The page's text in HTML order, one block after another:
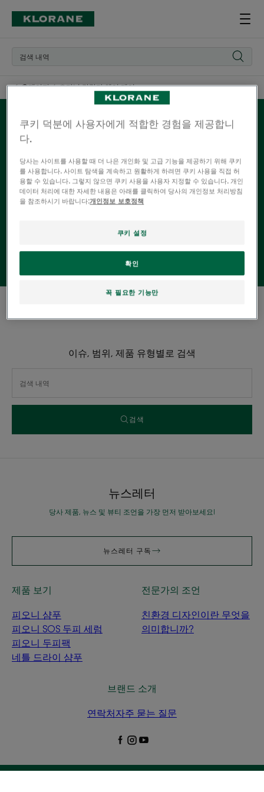
홈페이지 오가닉 갈랑가 헤어 케어
오가닉 갈랑가 헤어 케어
오가닉 갈랑가 헤어 케어
갈랑가가 함유된 클로란의 모든 제품
이슈, 범위, 제품 유형별로 검색
검색
뉴스레터
당사 제품, 뉴스 및 뷰티 조언을 가장 먼저 받아보세요!
뉴스레터 구독
제품 보기
피오니 샴푸
피오니 SOS 두피 세럼
피오니 두피팩
네틀 드라이 샴푸
전문가의 조언
친환경 디자인이란 무엇을
의미합니까?
브랜드 소개
연락처자주 묻는 질문
쿠키 덕분에 사용자에게 적합한 경험을 제공합니
다.
당사는 사이트를 사용할 때 더 나은 개인화 및 고급 기능을 제공하기 위해 쿠키
를 사용합니다. 사이트 탐색을 계속하고 원활하게 하려면 쿠키 사용을 직접 허
용할 수 있습니다. 그렇지 않으면 쿠키 사용을 사용자 지정할 수 있습니다. 개인
데이터 처리에 대한 자세한 내용은 아래를 클릭하여 당사의 개인정보 처리방침
을 참조하시기 바랍니다:개인정보 보호정책
쿠키 설정
꼭 필요한 기능만
확인